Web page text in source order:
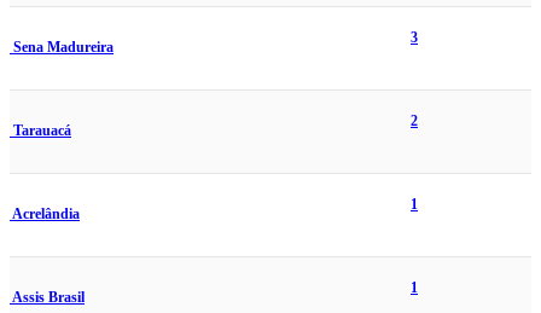
Sena Madureira
3
Tarauacá
2
Acrelândia
1
Assis Brasil
1